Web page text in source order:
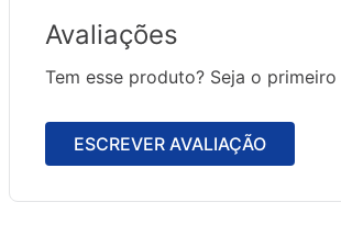
Avaliações
Tem esse produto? Seja o
ESCREVER AVALIAÇÃO